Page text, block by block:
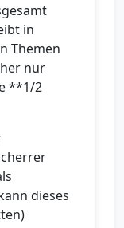
in
Themen
nur
**1/2
dieses